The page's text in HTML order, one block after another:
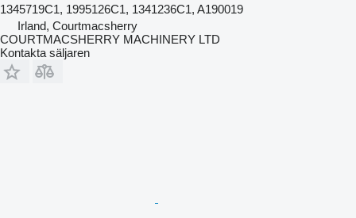
1345719C1, 1995126C1, 1341236C1, A190019
Irland, Courtmacsherry
COURTMACSHERRY MACHINERY LTD
Kontakta säljaren